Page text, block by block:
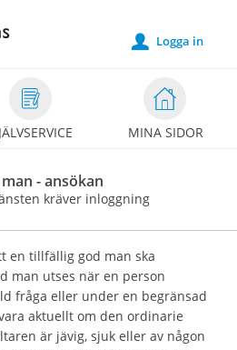
MINA SIDOR
u Logga in
- ansökan
kräver inloggning
en tillfällig god man ska
man utses när en person
fråga eller under en begränsad
aktuellt om den ordinarie
är jävig, sjuk eller av någon